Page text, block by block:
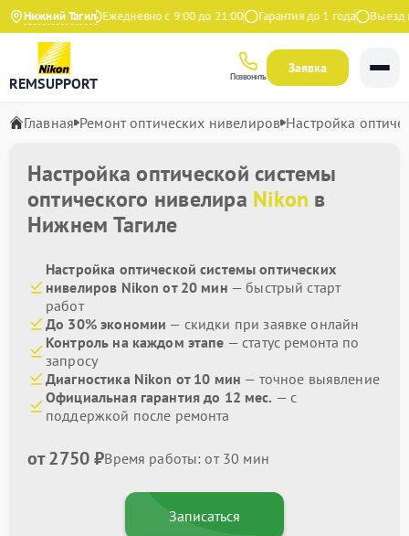
Нижний Тагил
4.9 на Яндекс Ежедневно с 9:00 до 21:00 Гарантия до 1 года Выезд
REMSUPPORT Позвонить
Заявка
Главная Ремонт оптических нивелиров Настройка
Настройка оптической системы
оптического нивелира Nikon в
Нижнем Тагиле
Настройка оптической системы оптических
нивелиров Nikon от 20 мин — быстрый старт
работ
До 30% экономии — скидки при заявке онлайн
Контроль на каждом этапе — статус ремонта по
запросу
Диагностика Nikon от 10 мин — точное выявление
Официальная гарантия до 12 мес. — с
поддержкой после ремонта
от 2750 ₽Время работы: от 30 мин
Записаться